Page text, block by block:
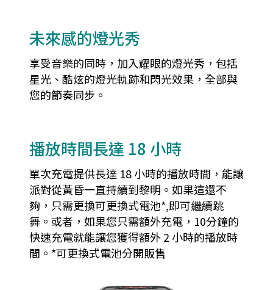
未來感的燈光秀
享受音樂的同時，加入耀眼的燈光秀，包括
星光、酷炫的燈光軌跡和閃光效果，全部與
您的節奏同步。
播放時間長達 18 小時
單次充電提供長達 18 小時的播放時間，能讓
派對從黃昏一直持續到黎明。如果這還不
夠，只需更換可更換式電池*,即可繼續跳
舞。或者，如果您只需額外充電，10分鐘的
快速充電就能讓您獲得額外 2 小時的播放時
間。*可更換式電池分開販售